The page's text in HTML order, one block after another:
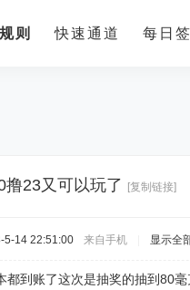
则 快速通道 每日
撸23又可以玩了 [复制链接]
5-14 22:51:00 来自手机 显示全
都到账了这次是抽奖的抽到80